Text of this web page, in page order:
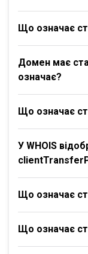
Що означає
Домен має
означає?
Що означає
У WHOIS
Що означає
Що означає